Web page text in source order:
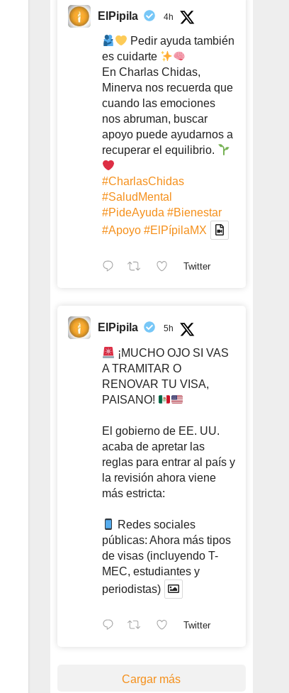
ElPipila 4h
Pedir ayuda también
es cuidarte
En Charlas Chidas,
Minerva nos recuerda que
cuando las emociones
nos abruman, buscar
apoyo puede ayudarnos a
recuperar el equilibrio.
#CharlasChidas
#SaludMental
#PideAyuda #Bienestar
#Apoyo #ElPípilaMX
Twitter
ElPipila 5h
¡MUCHO OJO SI VAS
A TRAMITAR O
RENOVAR TU VISA,
PAISANO!
El gobierno de EE. UU.
acaba de apretar las
reglas para entrar al país y
la revisión ahora viene
más estricta:
Redes sociales
públicas: Ahora más tipos
de visas (incluyendo T-
MEC, estudiantes y
periodistas)
Twitter
Cargar más